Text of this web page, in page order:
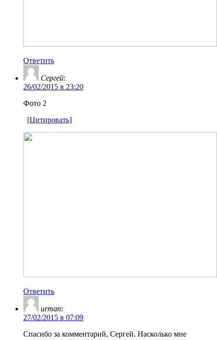
Ответить
Сергей:
26/02/2015 в 23:20
Фото 2
[Цитировать]
Ответить
urman:
27/02/2015 в 07:09
Спасибо за комментарий, Сергей. Насколько мне